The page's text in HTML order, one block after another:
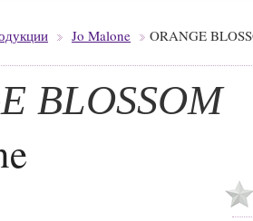
Jo Malone ORANGE
BLOSSOM